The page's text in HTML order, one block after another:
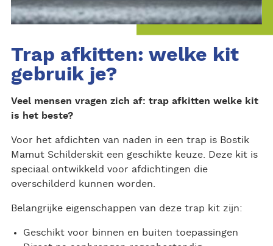
Trap afkitten: welke kit
gebruik je?
Veel mensen vragen zich af: trap afkitten welke kit
is het beste?
Voor het afdichten van naden in een trap is Bostik
Mamut Schilderskit een geschikte keuze. Deze kit is
speciaal ontwikkeld voor afdichtingen die
overschilderd kunnen worden.
Belangrijke eigenschappen van deze trap kit zijn:
Geschikt voor binnen en buiten toepassingen